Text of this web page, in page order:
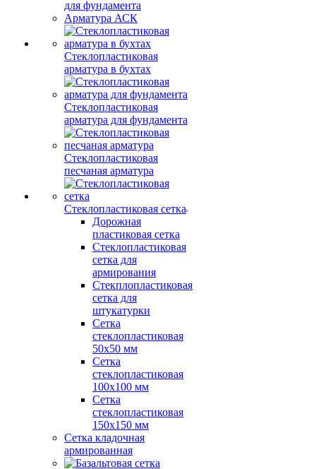
для фундамента
Арматура АСК
Стеклопластиковая
арматура в бухтах
Стеклопластиковая
арматура для фундамента
Стеклопластиковая
песчаная арматура
Стеклопластиковая сетка
Дорожная
пластиковая сетка
Стеклопластиковая
сетка для
армирования
Стекплопластиковая
сетка для
штукатурки
Сетка
стеклопластиковая
50x50 мм
Сетка
стеклопластиковая
100x100 мм
Сетка
стеклопластиковая
150x150 мм
Сетка кладочная
армированная